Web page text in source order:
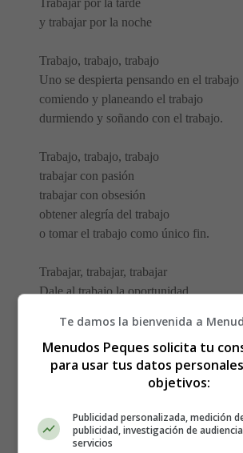
y trabajar por la noche
Trabajo, trabajo, trabajo
Uno se despierta pensando en el trabajo
comiendo y planeando el trabajo
durmiendo y soñando con el trabajo.
Trabajo, trabajo, trabajo
trabajar con pasión
trabajar con obsesión
obtener alegría del trabajo
o tomar el trabajo como único fin.
Trabajar, trabajar, trabajar
Dale al trabajo la oportunidad
El trabajo es sólo una pequeña parte
de lo que eres.
Elizabeth Padillo Olesen
Poemas día del trabajo
Te damos la bienvenida a
Menudos Peques solicita tu
para usar tus datos
objetivos:
Publicidad personalizada, medición
publicidad, investigación de
servicios